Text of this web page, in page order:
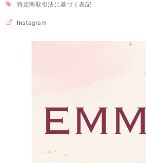
特定商取引法に基づく表記
Instagram